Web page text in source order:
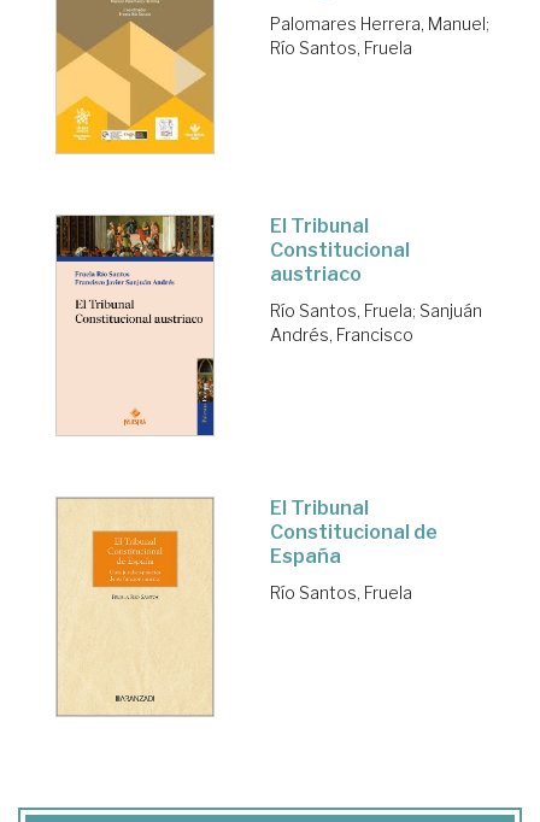
Palomares Herrera, Manuel;
Río Santos, Fruela
El Tribunal
Constitucional
austriaco
Río Santos, Fruela; Sanjuán
Andrés, Francisco
El Tribunal
Constitucional de
España
Río Santos, Fruela